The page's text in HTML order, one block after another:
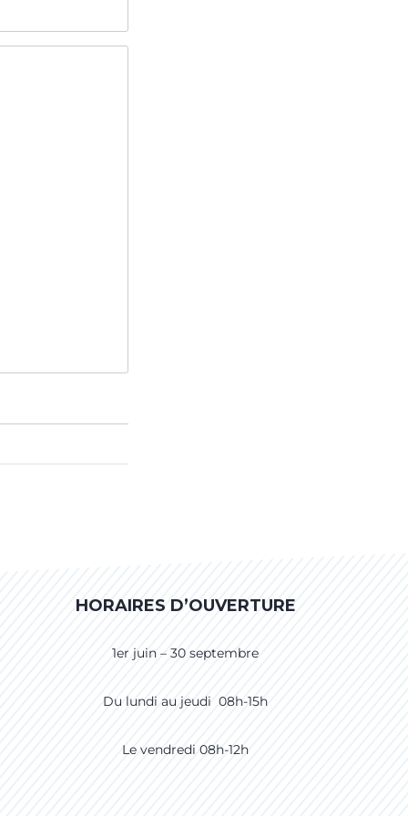
HORAIRES D’OUVERTURE
1er juin – 30 septembre
Du lundi au jeudi 08h-15h
Le vendredi 08h-12h